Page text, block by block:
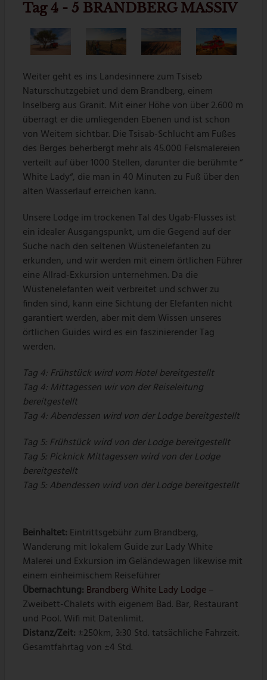
Tag 4 - 5 BRANDBERG MASSIV
Weiter geht es ins Landesinnere zum Tsiseb
Naturschutzgebiet und dem Brandberg, einem
Inselberg aus Granit. Mit einer Höhe von über 2.600 m
überragt er die umliegenden Ebenen und ist schon
von Weitem sichtbar. Die Tsisab-Schlucht am Fußes
des Berges beherbergt mehr als 45.000 Felsmalereien
verteilt auf über 1000 Stellen, darunter die berühmte “
White Lady“, die man in 40 Minuten zu Fuß über den
alten Wasserlauf erreichen kann.
Unsere Lodge im trockenen Tal des Ugab-Flusses ist
ein idealer Ausgangspunkt, um die Gegend auf der
Suche nach den seltenen Wüstenelefanten zu
erkunden, und wir werden mit einem örtlichen Führer
eine Allrad-Exkursion unternehmen. Da die
Wüstenelefanten weit verbreitet und schwer zu
finden sind, kann eine Sichtung der Elefanten nicht
garantiert werden, aber mit dem Wissen unseres
örtlichen Guides wird es ein faszinierender Tag
werden.
Tag 4:Frühstück wird vom Hotel bereitgestellt
Tag 4:Mittagessen wir von der Reiseleitung
bereitgestellt
Tag 4:Abendessen wird von der Lodge bereitgestellt
Tag 5:Frühstück wird von der Lodge bereitgestellt
Tag 5: PicknickMittagessen wird von der Lodge
bereitgestellt
Tag 5:Abendessen wird von der Lodge bereitgestellt
Beinhaltet: Eintrittsgebühr zum Brandberg,
Wanderung mit lokalem Guide zur Lady White
Malerei und Exkursion im Geländewagen likewise mit
einem einheimischem Reiseführer
Übernachtung: Brandberg White Lady Lodge–
Zweibett-Chalets with eigenem Bad. Bar, Restaurant
und Pool. Wifi mit Datenlimit.
Distanz/Zeit: ±250km, 3:30 Std. tatsächliche Fahrzeit.
Gesamtfahrtag von ±4 Std.